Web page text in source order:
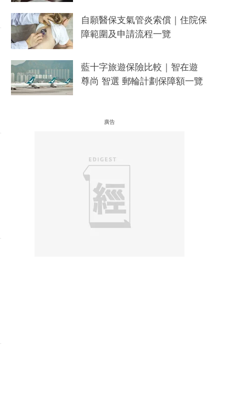
自願醫保支氣管炎索償｜住院保
障範圍及申請流程一覽
藍十字旅遊保險比較｜智在遊
尊尚 智選 郵輪計劃保障額一覽
廣告